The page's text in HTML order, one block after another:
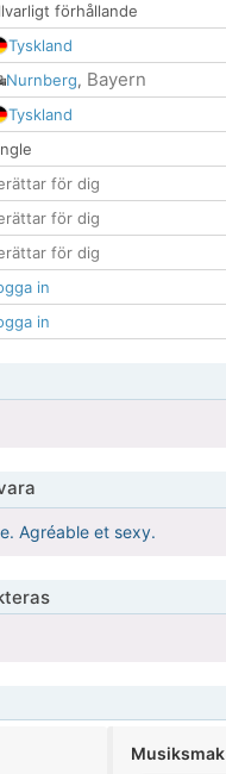
förhållande
Tyskland
Nurnberg, Bayern
Tyskland
för dig
för dig
för dig
in
in
Agréable et sexy.
Musiksmak